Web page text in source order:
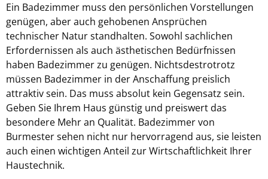
Ein Badezimmer muss den persönlichen Vorstellungen
genügen, aber auch gehobenen Ansprüchen
technischer Natur standhalten. Sowohl sachlichen
Erfordernissen als auch ästhetischen Bedürfnissen
haben Badezimmer zu genügen. Nichtsdestrotrotz
müssen Badezimmer in der Anschaffung preislich
attraktiv sein. Das muss absolut kein Gegensatz sein.
Geben Sie Ihrem Haus günstig und preiswert das
besondere Mehr an Qualität. Badezimmer von
Burmester sehen nicht nur hervorragend aus, sie leisten
auch einen wichtigen Anteil zur Wirtschaftlichkeit Ihrer
Haustechnik.